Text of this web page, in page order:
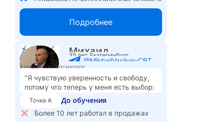
чувствую себя увереннее в работе с
детьми и родителями
развития
Даю родителям рекомендации по
воспитанию, помогаю избегать
ошибок
Планирую повысить стоимость
образование
Подробнее
Михаил
35 лет, Екатеринбург
@MikhailVasilyevCBT
Клинический психолог
"Я чувствую уверенность и свободу,
потому что теперь у меня есть выбор:
развиваться в психологии, совмещать
или получить работу в смежной
сфере."
Точка А До обучения
Более 10 лет работал в продажах